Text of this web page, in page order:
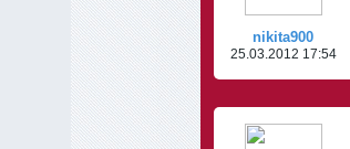
nikita900
25.03.2012 17:54